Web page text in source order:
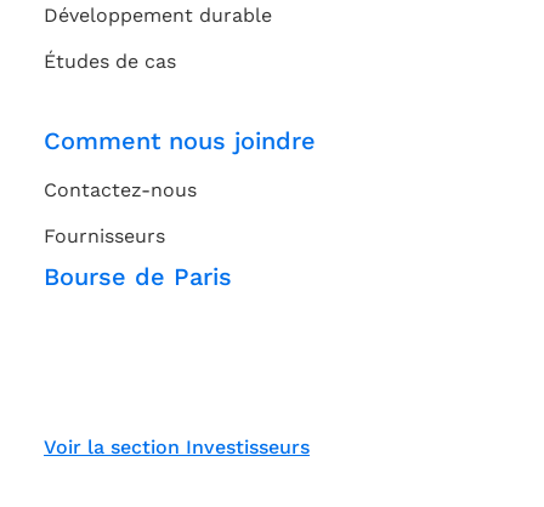
Développement durable
Études de cas
Comment nous joindre
Contactez-nous
Fournisseurs
Bourse de Paris
Voir la section Investisseurs